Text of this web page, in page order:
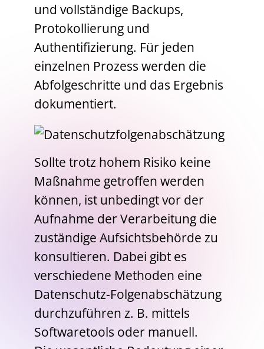
und vollständige Backups,
Protokollierung und
Authentifizierung. Für jeden
einzelnen Prozess werden die
Abfolgeschritte und das Ergebnis
dokumentiert.
Sollte trotz hohem Risiko keine
Maßnahme getroffen werden
können, ist unbedingt vor der
Aufnahme der Verarbeitung die
zuständige Aufsichtsbehörde zu
konsultieren. Dabei gibt es
verschiedene Methoden eine
Datenschutz-Folgenabschätzung
durchzuführen z. B. mittels
Softwaretools oder manuell.